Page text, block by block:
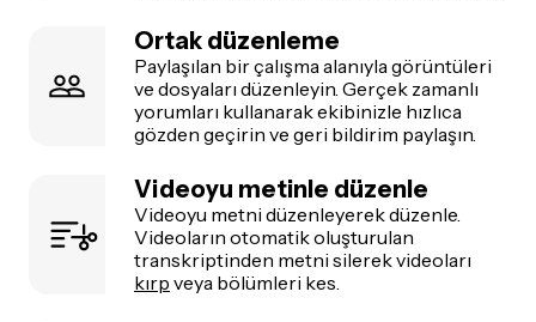
Ortak düzenleme
Paylaşılan bir çalışma alanıyla görüntüleri
ve dosyaları düzenleyin. Gerçek zamanlı
yorumları kullanarak ekibinizle hızlıca
gözden geçirin ve geri bildirim paylaşın.
Videoyu metinle düzenle
Videoyu metni düzenleyerek düzenle.
Videoların otomatik oluşturulan
transkriptinden metni silerek videoları
kırp veya bölümleri kes.